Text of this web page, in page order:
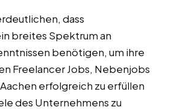
dass
breites Spektrum an
benötigen, um ihre
Freelancer Jobs, Nebenjobs
erfolgreich zu erfüllen
des Unternehmens zu